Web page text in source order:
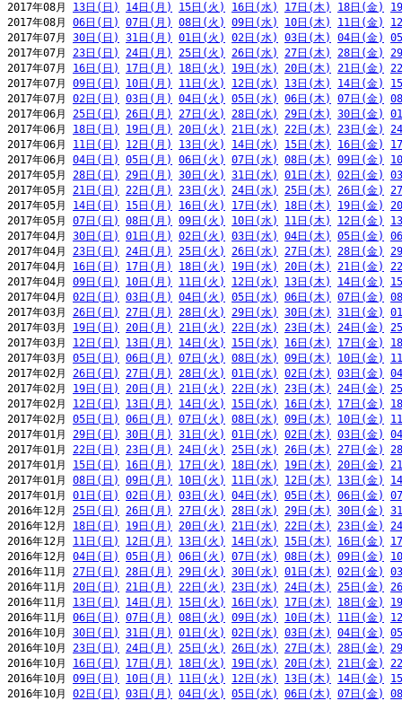
2017年08月 13日(日) 14日(月) 15日(火) 16日(水) 17日(木) 18日(金)
2017年08月 06日(日) 07日(月) 08日(火) 09日(水) 10日(木) 11日(金)
2017年07月 30日(日) 31日(月) 01日(火) 02日(水) 03日(木) 04日(金)
2017年07月 23日(日) 24日(月) 25日(火) 26日(水) 27日(木) 28日(金)
2017年07月 16日(日) 17日(月) 18日(火) 19日(水) 20日(木) 21日(金)
2017年07月 09日(日) 10日(月) 11日(火) 12日(水) 13日(木) 14日(金)
2017年07月 02日(日) 03日(月) 04日(火) 05日(水) 06日(木) 07日(金)
2017年06月 25日(日) 26日(月) 27日(火) 28日(水) 29日(木) 30日(金)
2017年06月 18日(日) 19日(月) 20日(火) 21日(水) 22日(木) 23日(金)
2017年06月 11日(日) 12日(月) 13日(火) 14日(水) 15日(木) 16日(金)
2017年06月 04日(日) 05日(月) 06日(火) 07日(水) 08日(木) 09日(金)
2017年05月 28日(日) 29日(月) 30日(火) 31日(水) 01日(木) 02日(金)
2017年05月 21日(日) 22日(月) 23日(火) 24日(水) 25日(木) 26日(金)
2017年05月 14日(日) 15日(月) 16日(火) 17日(水) 18日(木) 19日(金)
2017年05月 07日(日) 08日(月) 09日(火) 10日(水) 11日(木) 12日(金)
2017年04月 30日(日) 01日(月) 02日(火) 03日(水) 04日(木) 05日(金)
2017年04月 23日(日) 24日(月) 25日(火) 26日(水) 27日(木) 28日(金)
2017年04月 16日(日) 17日(月) 18日(火) 19日(水) 20日(木) 21日(金)
2017年04月 09日(日) 10日(月) 11日(火) 12日(水) 13日(木) 14日(金)
2017年04月 02日(日) 03日(月) 04日(火) 05日(水) 06日(木) 07日(金)
2017年03月 26日(日) 27日(月) 28日(火) 29日(水) 30日(木) 31日(金)
2017年03月 19日(日) 20日(月) 21日(火) 22日(水) 23日(木) 24日(金)
2017年03月 12日(日) 13日(月) 14日(火) 15日(水) 16日(木) 17日(金)
2017年03月 05日(日) 06日(月) 07日(火) 08日(水) 09日(木) 10日(金)
2017年02月 26日(日) 27日(月) 28日(火) 01日(水) 02日(木) 03日(金)
2017年02月 19日(日) 20日(月) 21日(火) 22日(水) 23日(木) 24日(金)
2017年02月 12日(日) 13日(月) 14日(火) 15日(水) 16日(木) 17日(金)
2017年02月 05日(日) 06日(月) 07日(火) 08日(水) 09日(木) 10日(金)
2017年01月 29日(日) 30日(月) 31日(火) 01日(水) 02日(木) 03日(金)
2017年01月 22日(日) 23日(月) 24日(火) 25日(水) 26日(木) 27日(金)
2017年01月 15日(日) 16日(月) 17日(火) 18日(水) 19日(木) 20日(金)
2017年01月 08日(日) 09日(月) 10日(火) 11日(水) 12日(木) 13日(金)
2017年01月 01日(日) 02日(月) 03日(火) 04日(水) 05日(木) 06日(金)
2016年12月 25日(日) 26日(月) 27日(火) 28日(水) 29日(木) 30日(金)
2016年12月 18日(日) 19日(月) 20日(火) 21日(水) 22日(木) 23日(金)
2016年12月 11日(日) 12日(月) 13日(火) 14日(水) 15日(木) 16日(金)
2016年12月 04日(日) 05日(月) 06日(火) 07日(水) 08日(木) 09日(金)
2016年11月 27日(日) 28日(月) 29日(火) 30日(水) 01日(木) 02日(金)
2016年11月 20日(日) 21日(月) 22日(火) 23日(水) 24日(木) 25日(金)
2016年11月 13日(日) 14日(月) 15日(火) 16日(水) 17日(木) 18日(金)
2016年11月 06日(日) 07日(月) 08日(火) 09日(水) 10日(木) 11日(金)
2016年10月 30日(日) 31日(月) 01日(火) 02日(水) 03日(木) 04日(金)
2016年10月 23日(日) 24日(月) 25日(火) 26日(水) 27日(木) 28日(金)
2016年10月 16日(日) 17日(月) 18日(火) 19日(水) 20日(木) 21日(金)
2016年10月 09日(日) 10日(月) 11日(火) 12日(水) 13日(木) 14日(金)
2016年10月 02日(日) 03日(月) 04日(火) 05日(水) 06日(木) 07日(金)